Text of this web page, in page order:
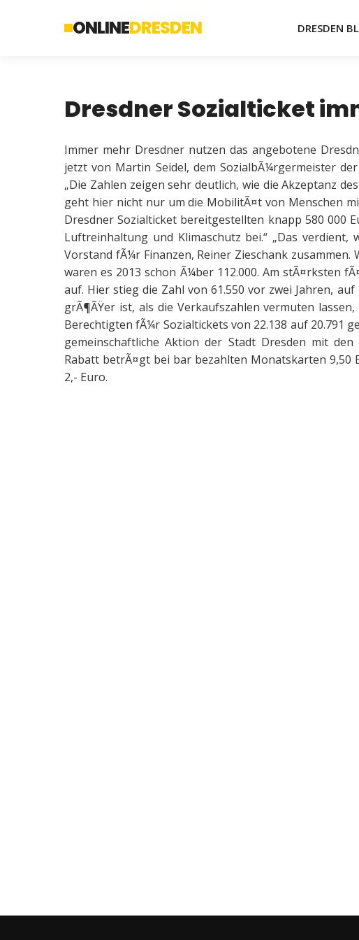
ONLINEDRESDEN DRESDEN
Dresdner Sozialticket
Immer mehr Dresdner nutzen das angebotene
jetzt von Martin Seidel, dem SozialbÃ¼rgermeister
„Die Zahlen zeigen sehr deutlich, wie die Akzeptanz
geht hier nicht nur um die MobilitÃ¤t von Menschen
Dresdner Sozialticket bereitgestellten knapp 580 000
Luftreinhaltung und Klimaschutz bei.“ „Das
Vorstand fÃ¼r Finanzen, Reiner Zieschank
waren es 2013 schon Ã¼ber 112.000. Am stÃ¤rksten
auf. Hier stieg die Zahl von 61.550 vor zwei Jahren,
grÃ¶ÃŸer ist, als die Verkaufszahlen vermuten
Berechtigten fÃ¼r Sozialtickets von 22.138 auf 20.791
gemeinschaftliche Aktion der Stadt Dresden mit
Rabatt betrÃ¤gt bei bar bezahlten Monatskarten
2,- Euro.